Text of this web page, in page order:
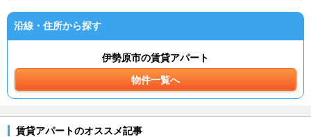
沿線・住所から探す
伊勢原市の賃貸アパート
物件一覧へ
賃貸アパートのオススメ記事